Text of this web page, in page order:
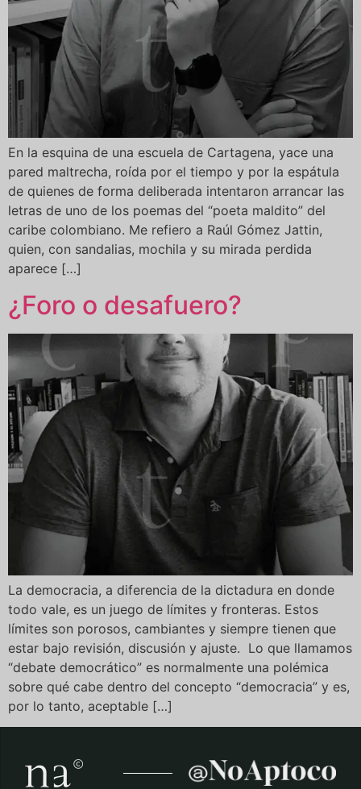
En la esquina de una escuela de Cartagena, yace una
pared maltrecha, roída por el tiempo y por la espátula
de quienes de forma deliberada intentaron arrancar las
letras de uno de los poemas del “poeta maldito” del
caribe colombiano. Me refiero a Raúl Gómez Jattin,
quien, con sandalias, mochila y su mirada perdida
aparece […]
¿Foro o desafuero?
La democracia, a diferencia de la dictadura en donde
todo vale, es un juego de límites y fronteras. Estos
límites son porosos, cambiantes y siempre tienen que
estar bajo revisión, discusión y ajuste. Lo que llamamos
“debate democrático” es normalmente una polémica
sobre qué cabe dentro del concepto “democracia” y es,
por lo tanto, aceptable […]